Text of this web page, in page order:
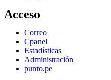
Acceso
Correo
Cpanel
Estadísticas
Administración
punto.pe